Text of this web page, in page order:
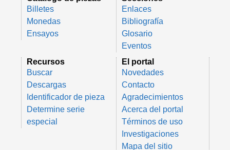
Billetes
Monedas
Ensayos
Enlaces
Bibliografía
Glosario
Eventos
Recursos
Buscar
Descargas
Identificador de pieza
Determine serie
especial
El portal
Novedades
Contacto
Agradecimientos
Acerca del portal
Términos de uso
Investigaciones
Mapa del sitio